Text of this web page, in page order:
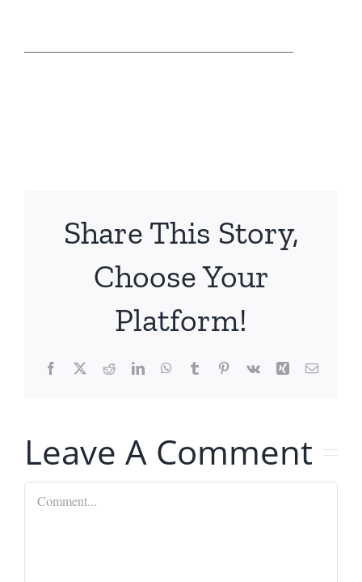
Share This Story,
Choose Your
Platform!
Facebook
X RedditLinkedInWhatsApp
TumblrPinterest
Vk Xing Email
Leave A Comment
Comment